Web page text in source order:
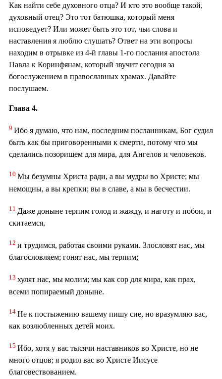
Как найти себе духовного отца? И кто это вообще такой,
духовный отец? Это тот батюшка, который меня
исповедует? Или может быть это тот, чьи слова и
наставления я люблю слушать? Ответ на эти вопросы
находим в отрывке из 4-й главы 1-го послания апостола
Павла к Коринфянам, который звучит сегодня за
богослужением в православных храмах. Давайте
послушаем.
Глава 4.
9 Ибо я думаю, что нам, последним посланникам, Бог судил
быть как бы приговоренными к смерти, потому что мы
сделались позорищем для мира, для Ангелов и человеков.
10 Мы безумны Христа ради, а вы мудры во Христе; мы
немощны, а вы крепки; вы в славе, а мы в бесчестии.
11 Даже доныне терпим голод и жажду, и наготу и побои, и
скитаемся,
12 и трудимся, работая своими руками. Злословят нас, мы
благословляем; гонят нас, мы терпим;
13 хулят нас, мы молим; мы как сор для мира, как прах,
всеми попираемый доныне.
14 Не к постыжению вашему пишу сие, но вразумляю вас,
как возлюбленных детей моих.
15 Ибо, хотя у вас тысячи наставников во Христе, но не
много отцов; я родил вас во Христе Иисусе
благовествованием.